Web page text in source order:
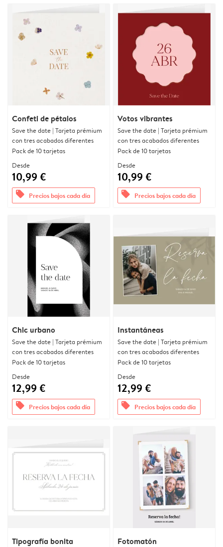
Confeti de pétalos
Save the date | Tarjeta prémium
con tres acabados diferentes
Pack de 10 tarjetas
Desde
10,99 €
offers Precios bajos cada día
Votos vibrantes
Save the date | Tarjeta prémium
con tres acabados diferentes
Pack de 10 tarjetas
Desde
10,99 €
offers Precios bajos cada día
Chic urbano
Save the date | Tarjeta prémium
con tres acabados diferentes
Pack de 10 tarjetas
Desde
12,99 €
offers Precios bajos cada día
Instantáneas
Save the date | Tarjeta prémium
con tres acabados diferentes
Pack de 10 tarjetas
Desde
12,99 €
offers Precios bajos cada día
Tipografía bonita Fotomatón